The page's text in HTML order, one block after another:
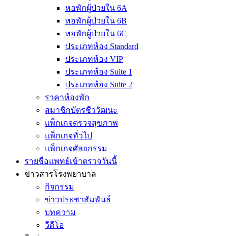
หอพักผู้ป่วยใน 6A
หอพักผู้ป่วยใน 6B
หอพักผู้ป่วยใน 6C
ประเภทห้อง Standard
ประเภทห้อง VIP
ประเภทห้อง Suite 1
ประเภทห้อง Suite 2
ราคาห้องพัก
สมาชิกบัตรชีววัฒนะ
แพ็กเกจตรวจสุขภาพ
แพ็กเกจทั่วไป
แพ็กเกจศัลยกรรม
รายชื่อแพทย์เข้าตรวจวันนี้
ข่าวสารโรงพยาบาล
กิจกรรม
ข่าวประชาสัมพันธ์
บทความ
วีดีโอ